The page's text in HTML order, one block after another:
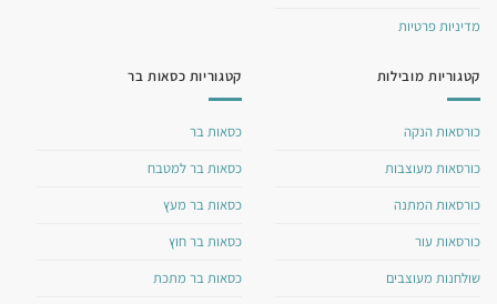
מדיניות פרטיות
קטגוריות מובילות
כורסאות הנקה
כורסאות מעוצבות
כורסאות המתנה
כורסאות עור
שולחנות מעוצבים
קטגוריות כסאות בר
כסאות בר
כסאות בר למטבח
כסאות בר מעץ
כסאות בר חוץ
כסאות בר מתכת